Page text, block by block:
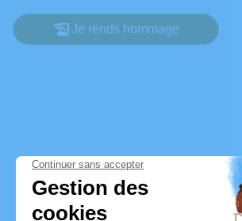
Je rends hommage